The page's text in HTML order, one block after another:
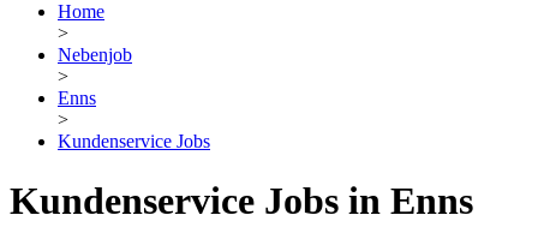
Home
>
Nebenjob
>
Enns
>
Kundenservice Jobs
Kundenservice Jobs in Enns